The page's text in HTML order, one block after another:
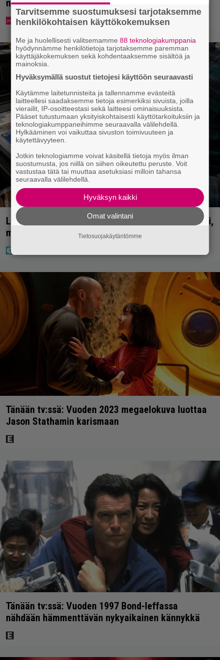
nimien joukossa myös kansanedustaja
Lapset ostivat isälle lahjaksi arvan – päävoitto tuli,
mutta miten sitten kävikään
Tänään tv:ssä: Vuoden 2023 megaelokuva luottaa
Jason Stathamin karismaan
Tänään tv:ssä: Vuoden 1997 Bond-leffassa
nähdään hämmenttävän nykyaikainen kännykkä
Tarvitsemme suostumuksesi tarjotaksemme
henkilökohtaisen käyttökokemuksen
Me ja huolellisesti valitsemamme88 teknologiakumppania
hyödynnämme henkilötietoja tarjotaksemme paremman
käyttäjäkokemuksen sekä kohdentaaksemme sisältöä ja
mainoksia.
Hyväksymällä suostut tietojesi käyttöön seuraavasti
Käytämme laitetunnisteita ja tallennamme evästeitä
laitteellesi saadaksemme tietoja esimerkiksi sivuista, joilla
vierailit, IP-osoitteestasi sekä laitteesi ominaisuuksista.
Pääset tutustumaan yksityiskohtaisesti käyttötarkoituksiin ja
teknologiakumppaneihimme seuraavalla välilehdellä.
Hylkääminen voi vaikuttaa sivuston toimivuuteen ja
käytettävyyteen.
Jotkin teknologiamme voivat käsitellä tietoja myös ilman
suostumusta, jos niillä on siihen oikeutettu peruste. Voit
vastustaa tätä tai muuttaa asetuksiasi milloin tahansa
seuraavalla välilehdellä.
Hyväksyn kaikki
Omat valintani
Tietosuojakäytäntömme